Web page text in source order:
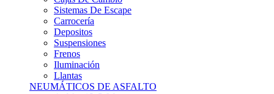
Tierra 13 O Menos
Tierra 14p
Tierra >= 15p
Offroad Y 4x4
OTROS NEUMÁTICOS
Otros Tipos De Neumáticos
HABITACULO
Asiento Baquet